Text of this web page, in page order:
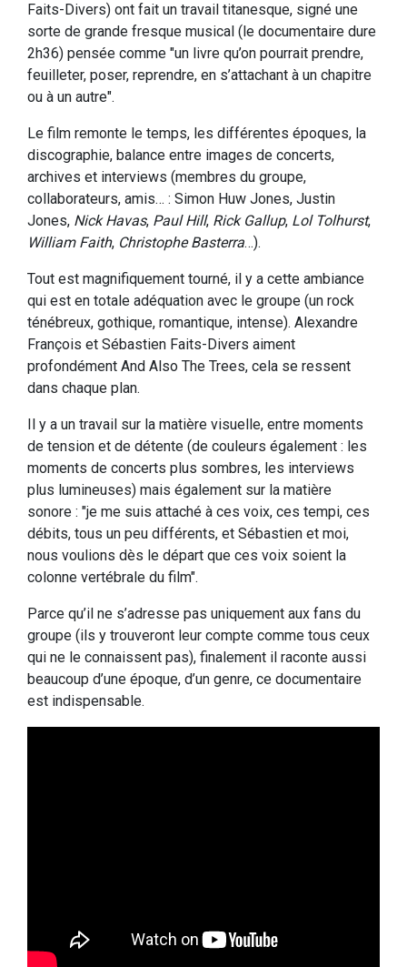
Faits-Divers) ont fait un travail titanesque, signé une
sorte de grande fresque musical (le documentaire dure
2h36) pensée comme "un livre qu’on pourrait prendre,
feuilleter, poser, reprendre, en s’attachant à un chapitre
ou à un autre".
Le film remonte le temps, les différentes époques, la
discographie, balance entre images de concerts,
archives et interviews (membres du groupe,
collaborateurs, amis… : Simon Huw Jones, Justin
Jones, Nick Havas, Paul Hill, Rick Gallup, Lol Tolhurst,
William Faith, Christophe Basterra…).
Tout est magnifiquement tourné, il y a cette ambiance
qui est en totale adéquation avec le groupe (un rock
ténébreux, gothique, romantique, intense). Alexandre
François et Sébastien Faits-Divers aiment
profondément And Also The Trees, cela se ressent
dans chaque plan.
Il y a un travail sur la matière visuelle, entre moments
de tension et de détente (de couleurs également : les
moments de concerts plus sombres, les interviews
plus lumineuses) mais également sur la matière
sonore : "je me suis attaché à ces voix, ces tempi, ces
débits, tous un peu différents, et Sébastien et moi,
nous voulions dès le départ que ces voix soient la
colonne vertébrale du film".
Parce qu’il ne s’adresse pas uniquement aux fans du
groupe (ils y trouveront leur compte comme tous ceux
qui ne le connaissent pas), finalement il raconte aussi
beaucoup d’une époque, d’un genre, ce documentaire
est indispensable.